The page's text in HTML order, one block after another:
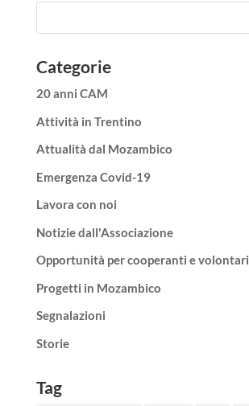
Categorie
20 anni CAM
Attività in Trentino
Attualità dal Mozambico
Emergenza Covid-19
Lavora con noi
Notizie dall'Associazione
Opportunità per cooperanti e volontari
Progetti in Mozambico
Segnalazioni
Storie
Tag